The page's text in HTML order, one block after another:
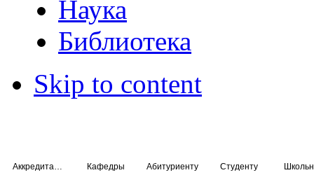
Наука
Библиотека
Skip to content
Кафедры Абитуриенту Студенту